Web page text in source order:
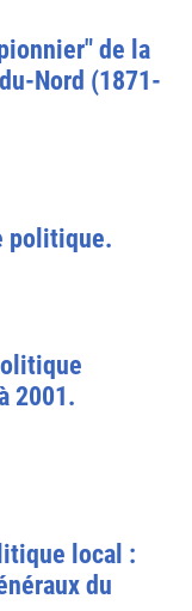
de la
Nord (1871-
politique.
2001.
local :
du